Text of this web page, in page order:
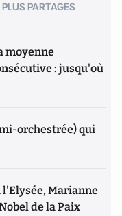
PLUS PARTAGES
moyenne
: jusqu'où
orchestrée) qui
l'Elysée, Marianne
de la Paix